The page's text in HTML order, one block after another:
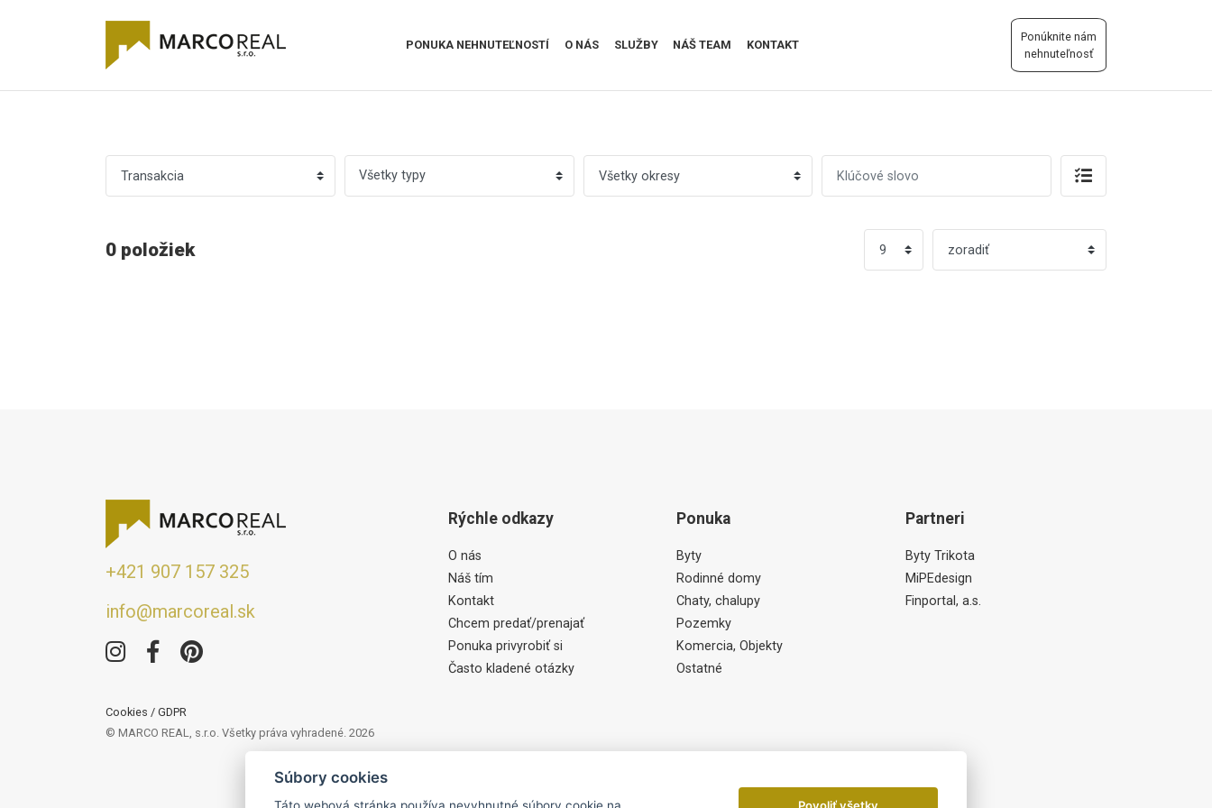
PONUKA NEHNUTEĽNOSTÍ O NÁS SLUŽBY NÁŠ TEAM KONTAKT
Ponúknite nám
nehnuteľnosť
Všetky typy
0 položiek
+421 907 157 325
info@marcoreal.sk
Rýchle odkazy
O nás
Náš tím
Kontakt
Chcem predať/prenajať
Ponuka privyrobiť si
Často kladené otázky
Ponuka
Byty
Rodinné domy
Chaty, chalupy
Pozemky
Komercia, Objekty
Ostatné
Partneri
Byty Trikota
MiPEdesign
Finportal, a.s.
Cookies / GDPR
© MARCO REAL, s.r.o. Všetky práva vyhradené. 2026
Súbory cookies